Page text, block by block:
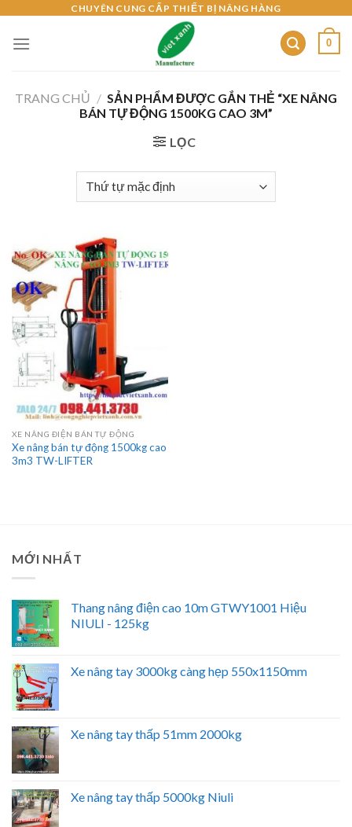
content
CHUYÊN CUNG CẤP THIẾT BỊ NÂNG HÀNG
0
TRANG CHỦ / SẢN PHẨM ĐƯỢC GẮN THẺ “XE NÂNG
BÁN TỰ ĐỘNG 1500KG CAO 3M”
LỌC
XE NÂNG ĐIỆN BÁN TỰ ĐỘNG
Xe nâng bán tự động 1500kg cao
3m3 TW-LIFTER
MỚI NHẤT
Thang nâng điện cao 10m GTWY1001 Hiệu
NIULI - 125kg
Xe nâng tay 3000kg càng hẹp 550x1150mm
Xe nâng tay thấp 51mm 2000kg
Xe nâng tay thấp 5000kg Niuli